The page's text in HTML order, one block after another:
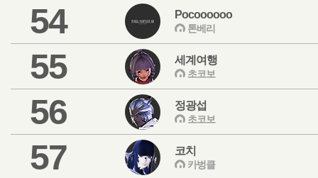
54 Pocoooooo
톤베리
55 세계여행
초코보
56 정광섭
초코보
57 코치
카벙클